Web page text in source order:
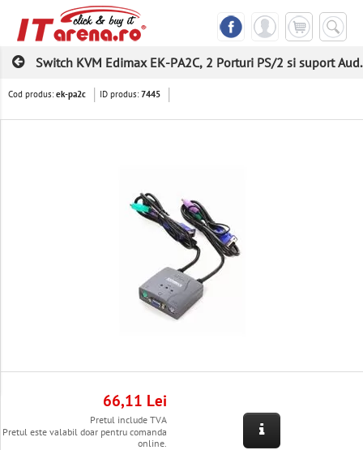
Switch KVM Edimax EK-PA2C, 2 Porturi PS/2 si suport
Cod produs:ek-pa2c ID produs:7445
66,11 Lei
Pretul include TVA
Pretul este valabil doar pentru comanda
online.